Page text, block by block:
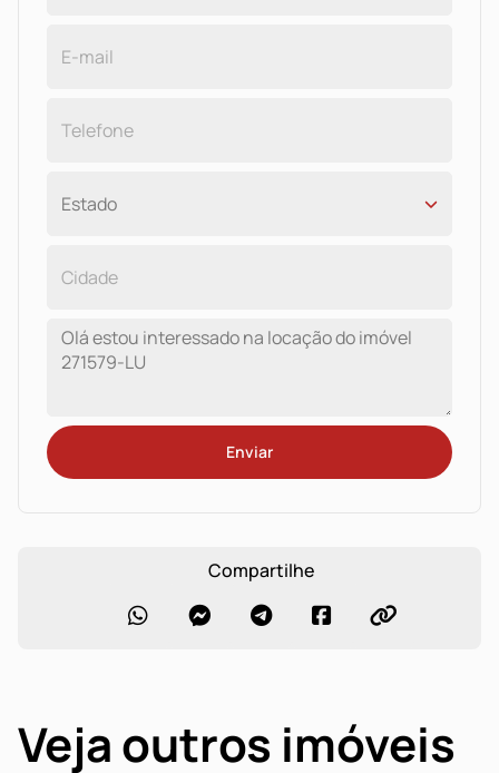
Enviar
Compartilhe
Veja outros imóveis